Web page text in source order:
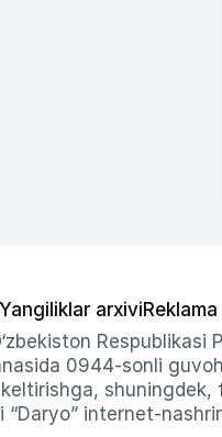
Yangiliklar arxiviReklama
Respublikasi
0944-sonli
internet-